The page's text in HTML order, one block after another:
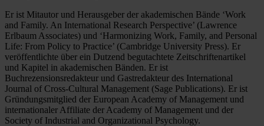
Er ist Mitautor und Herausgeber der akademischen Bände ‘Work
and Family. An International Research Perspective’ (Lawrence
Erlbaum Associates) und ‘Harmonizing Work, Family, and Personal
Life: From Policy to Practice’ (Cambridge University Press). Er
veröffentlichte über ein Dutzend begutachtete Zeitschriftenartikel
und Kapitel in akademischen Bänden. Er ist
Buchrezensionsredakteur und Gastredakteur des International
Journal of Cross-Cultural Management (Sage Publications). Er ist
Gründungsmitglied der European Academy of Management und
internationaler Affiliate der Academy of Management und der
Society of Industrial and Organizational Psychology.